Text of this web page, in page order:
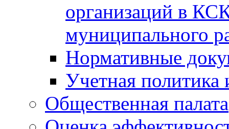
организаций в
муниципального
Нормативные
Учетная политика
Общественная палата